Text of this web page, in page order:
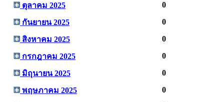
ตุลาคม 2025 0
กันยายน 2025 0
สิงหาคม 2025 0
กรกฎาคม 2025 0
มิถุนายน 2025 0
พฤษภาคม 2025 0